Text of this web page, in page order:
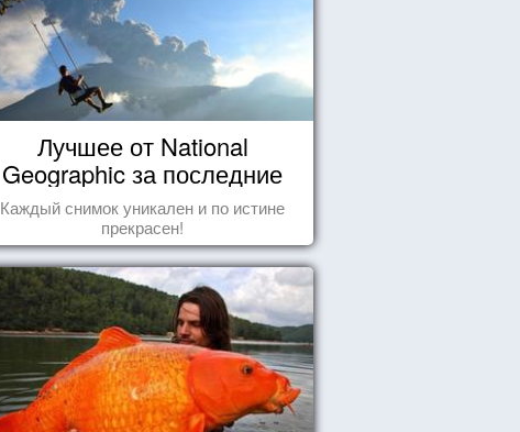
Лучшее от National
Geographic за последние
пару лет
Каждый снимок уникален и по истине
прекрасен!